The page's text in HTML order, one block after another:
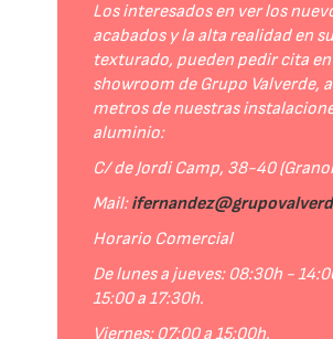
Los interesados en ver los
acabados y la alta realidad en su
texturado, pueden pedir cita en
showroom de Grupo Valverde,
metros de nuestras
aluminio:
C/ de Jordi Camp, 38-40
Mail:
Horario Comercial
De lunes a jueves: 08:30h -
15:00 a 17:30h.
Viernes: 07:00 a 15:00h.